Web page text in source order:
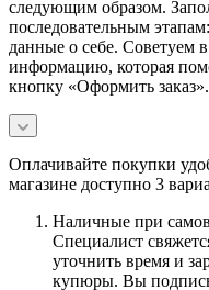
следующим образом.
последовательным
данные о себе. Советуем
информацию, которая
кнопку «Оформить заказ».
Оплачивайте покупки
магазине доступно 3
Наличные при
Специалист
уточнить время и
купюры. Вы